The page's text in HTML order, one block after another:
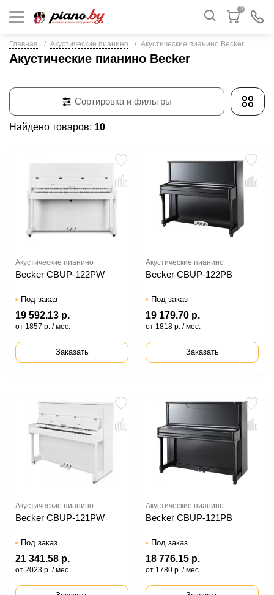
0
Главная Акустические пианино Акустические пианино Becker
Акустические пианино Becker
Найдено товаров: 10
Сортировка и фильтры
Акустические пианино
Becker CBUP-122PW
Под заказ
19 592.13 р.
от 1857 р. / мес.
Заказать
Акустические пианино
Becker CBUP-122PB
Под заказ
19 179.70 р.
от 1818 р. / мес.
Заказать
Акустические пианино
Becker CBUP-121PW
Под заказ
21 341.58 р.
от 2023 р. / мес.
Акустические пианино
Becker CBUP-121PB
Под заказ
18 776.15 р.
от 1780 р. / мес.